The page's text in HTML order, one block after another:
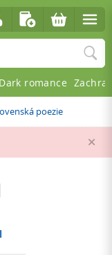
poezie
Dark romance